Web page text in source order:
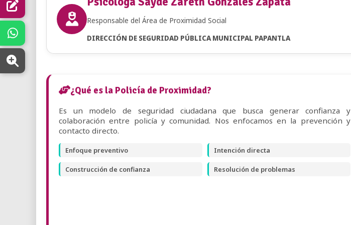
Responsable del Área de Proximidad Social
DIRECCIÓN DE SEGURIDAD PÚBLICA MUNICIPAL PAPANTLA
¿Qué es la Policía de Proximidad?
Es un modelo de seguridad ciudadana que busca generar confianza y
colaboración entre policía y comunidad. Nos enfocamos en la prevención y
contacto directo.
Enfoque preventivo Intención directa
Construcción de confianza Resolución de problemas